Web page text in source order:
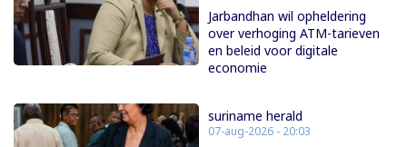
Jarbandhan wil opheldering
over verhoging ATM-tarieven
en beleid voor digitale
economie
suriname herald
07-aug-2026 - 20:03